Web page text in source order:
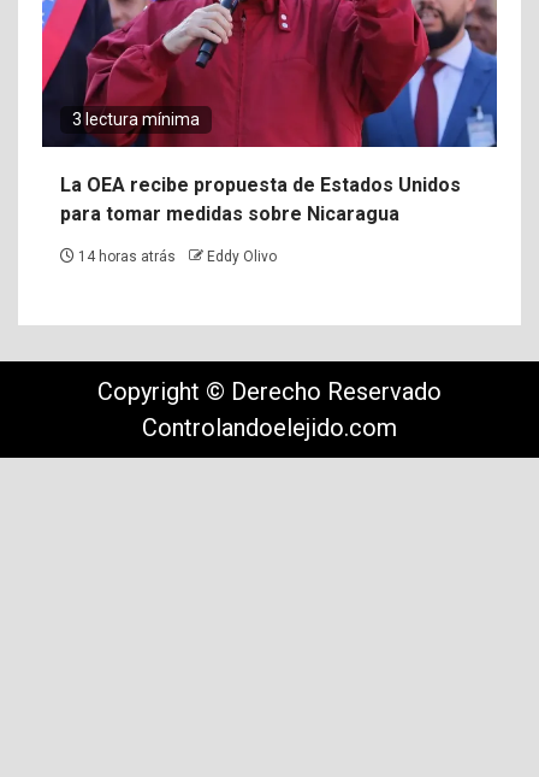
3 lectura mínima
La OEA recibe propuesta de Estados Unidos
para tomar medidas sobre Nicaragua
14 horas atrás Eddy Olivo
Copyright © Derecho Reservado
Controlandoelejido.com